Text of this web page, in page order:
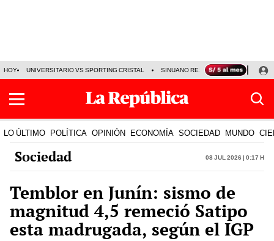
HOY UNIVERSITARIO VS SPORTING CRISTAL SINUANO RESULTADOS HOY
LO ÚLTIMO POLÍTICA OPINIÓN ECONOMÍA SOCIEDAD MUNDO
Sociedad 08 Jul 2026 | 0:17 h
Temblor en Junín: sismo de
magnitud 4,5 remeció Satipo
esta madrugada, según el IGP